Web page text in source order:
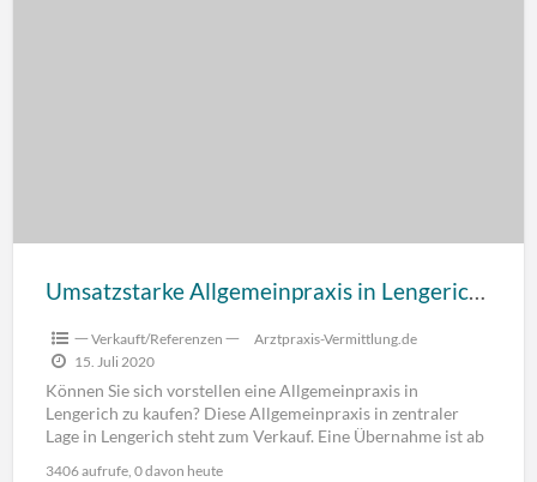
Umsatzstarke Allgemeinpraxis in Lengerich sehr preiswert abzugeben
一 Verkauft/Referenzen 一
Arztpraxis-Vermittlung.de
15. Juli 2020
Können Sie sich vorstellen eine Allgemeinpraxis in
Lengerich zu kaufen? Diese Allgemeinpraxis in zentraler
Lage in Lengerich steht zum Verkauf. Eine Übernahme ist ab
3406 aufrufe, 0 davon heute